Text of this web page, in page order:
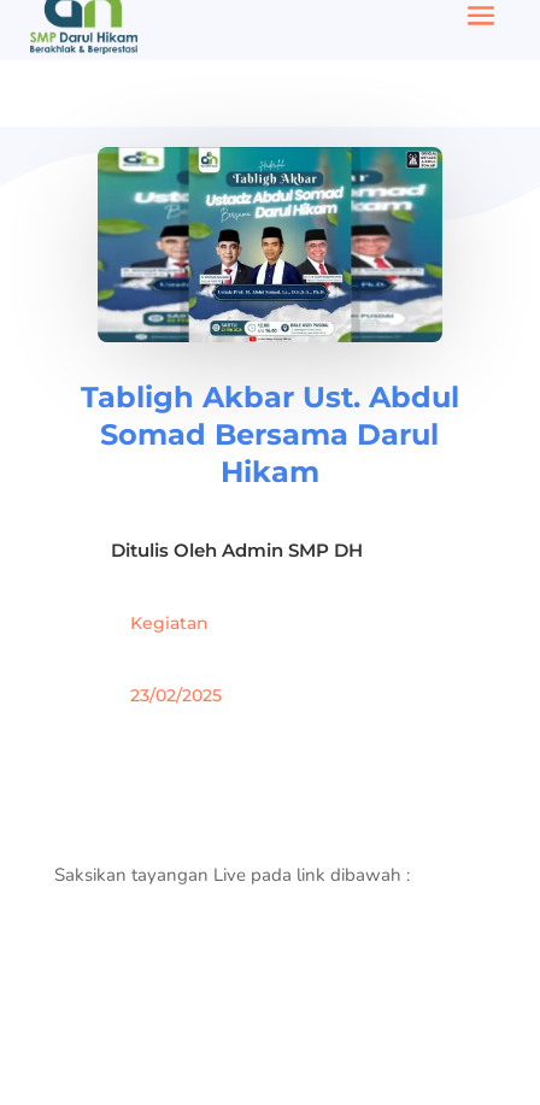
Tabligh Akbar Ust. Abdul
Somad Bersama Darul
Hikam
Ditulis Oleh Admin SMP DH
Kegiatan
23/02/2025
Saksikan tayangan Live pada link dibawah :